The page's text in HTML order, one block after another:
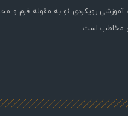
آموزشی رویکردی نو به مقوله فرم و
مخاطب است.